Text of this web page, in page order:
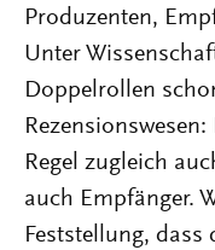
Produzenten,
Unter
Doppelrollen
Regel zugleich
auch Empfänger.
Feststellung,